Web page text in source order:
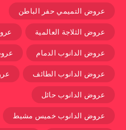
عروض التميمي حفر الباطن
عروض الثلاجة العالمية
عروض الدانوب الدمام
عروض الدانوب الطائف
عروض الدانوب حائل
عروض الدانوب خميس مشيط